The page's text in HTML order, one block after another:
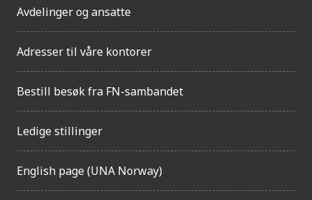
Avdelinger og ansatte
Adresser til våre kontorer
Bestill besøk fra FN-sambandet
Ledige stillinger
English page (UNA Norway)